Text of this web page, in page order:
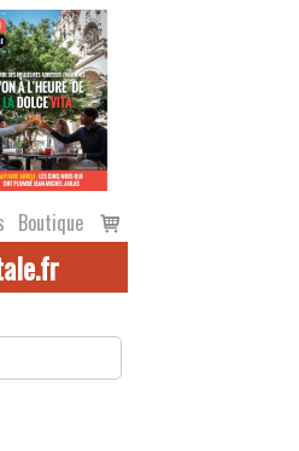
Boutique
Voir
le